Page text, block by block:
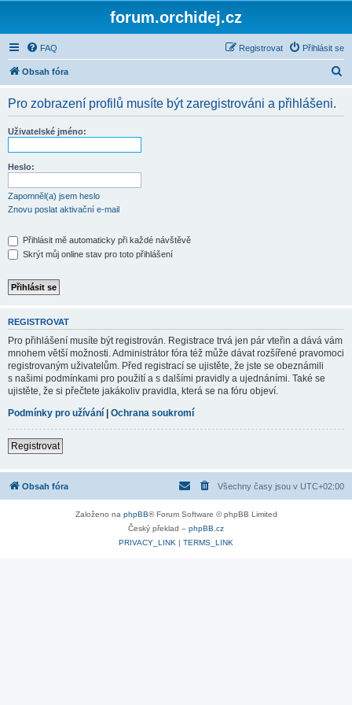
forum.orchidej.cz
FAQ Přihlásit se
Registrovat
Obsah fóra
Pro zobrazení profilů musíte být zaregistrováni a přihlášeni.
Uživatelské jméno:
Heslo:
Zapomněl(a) jsem heslo
Znovu poslat aktivační e-mail
Přihlásit mě automaticky při každé návštěvě
Skrýt můj online stav pro toto přihlášení
REGISTROVAT
Pro přihlášení musíte být registrován. Registrace trvá jen pár vteřin a dává vám
mnohem větší možnosti. Administrátor fóra též může dávat rozšířené pravomoci
registrovaným uživatelům. Před registrací se ujistěte, že jste se obeznámili
s našimi podmínkami pro použití a s dalšími pravidly a ujednáními. Také se
ujistěte, že si přečtete jakákoliv pravidla, která se na fóru objeví.
Podmínky pro užívání | Ochrana soukromí
Registrovat
Obsah fóra Všechny časy jsou v UTC+02:00
Založeno na phpBB® Forum Software © phpBB Limited
Český překlad – phpBB.cz
PRIVACY_LINK | TERMS_LINK